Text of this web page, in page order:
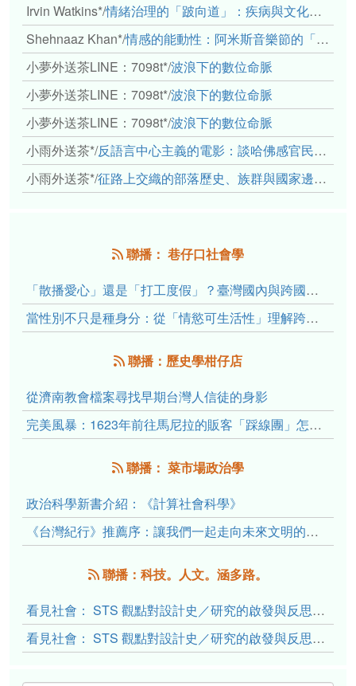
Irvin Watkins*/情緒治理的「跛向道」：疾病與文化象徵的轉變舉例
Shehnaaz Khan*/情感的能動性：阿米斯音樂節的「對話觀察」
小夢外送茶LINE：7098t*/波浪下的數位命脈
小夢外送茶LINE：7098t*/波浪下的數位命脈
小夢外送茶LINE：7098t*/波浪下的數位命脈
小雨外送茶*/反語言中心主義的電影：談哈佛感官民族誌實驗室
小雨外送茶*/征路上交織的部落歷史、族群與國家邊界敘事： 《路有多長》、《高砂的翅膀》、《檔案／李光輝》
聯播： 巷仔口社會學
「散播愛心」還是「打工度假」？臺灣國內與跨國捐卵的利他修辭、金錢動機與身體代價
當性別不只是種身分：從「情慾可生活性」理解跨性別者的身體、慾望與認同探索
聯播：歷史學柑仔店
從濟南教會檔案尋找早期台灣人信徒的身影
完美風暴：1623年前往馬尼拉的販客「踩線團」怎麼會困死於澎湖?
聯播： 菜市場政治學
政治科學新書介紹：《計算社會科學》
《台灣紀行》推薦序：讓我們一起走向未來文明的備忘錄
聯播：科技。人文。涵多路。
看見社會： STS 觀點對設計史／研究的啟發與反思（下）
看見社會： STS 觀點對設計史／研究的啟發與反思（上）